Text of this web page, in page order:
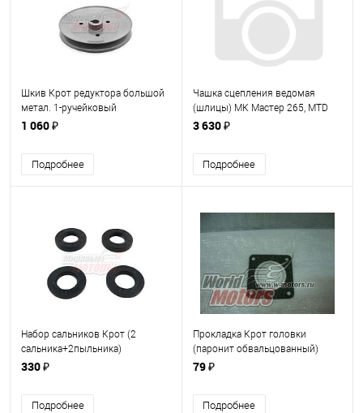
Шкив Крот редуктора большой
метал. 1-ручейковый
(Штампованный)
1 060 ₽
Подробнее
Чашка сцепления ведомая
(шлицы) МК Мастер 265, MTD
T240, Sungarden T250
3 630 ₽
Подробнее
Набор сальников Крот (2
сальника+2пыльника)
330 ₽
Подробнее
Прокладка Крот головки
(паронит обвальцованный)
79 ₽
Подробнее